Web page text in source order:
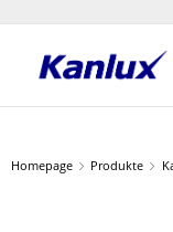
główna
Homepage Produkte